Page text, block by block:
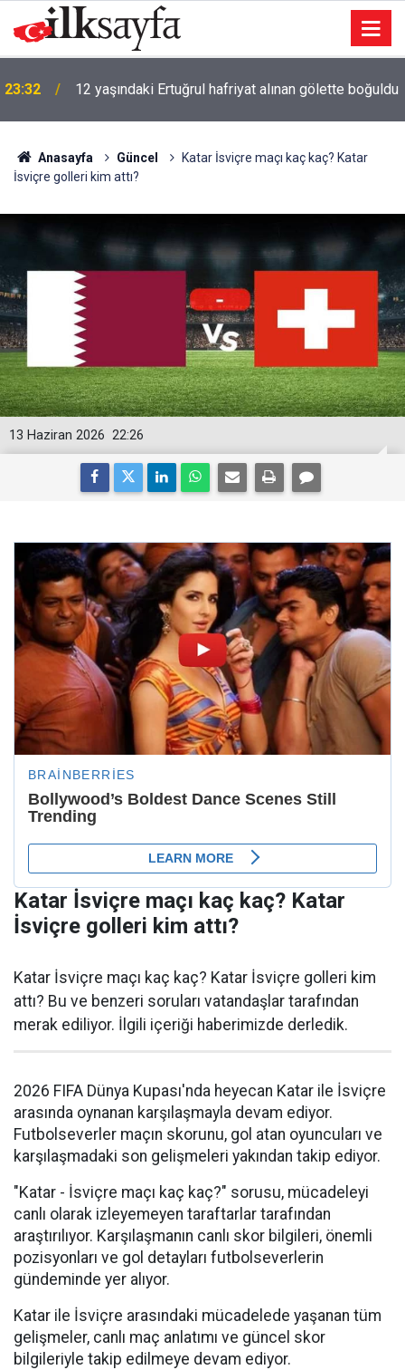
23:32 12 yaşındaki Ertuğrul hafriyat alınan gölette boğuldu
Anasayfa Güncel
Katar İsviçre maçı kaç kaç? Katar
İsviçre golleri kim attı?
22:26
13 Haziran 2026
Katar İsviçre maçı kaç kaç? Katar
İsviçre golleri kim attı?
Katar İsviçre maçı kaç kaç? Katar İsviçre golleri kim
attı? Bu ve benzeri soruları vatandaşlar tarafından
merak ediliyor. İlgili içeriği haberimizde derledik.
2026 FIFA Dünya Kupası'nda heyecan Katar ile İsviçre
arasında oynanan karşılaşmayla devam ediyor.
Futbolseverler maçın skorunu, gol atan oyuncuları ve
karşılaşmadaki son gelişmeleri yakından takip ediyor.
"Katar - İsviçre maçı kaç kaç?" sorusu, mücadeleyi
canlı olarak izleyemeyen taraftarlar tarafından
araştırılıyor. Karşılaşmanın canlı skor bilgileri, önemli
pozisyonları ve gol detayları futbolseverlerin
gündeminde yer alıyor.
Katar ile İsviçre arasındaki mücadelede yaşanan tüm
gelişmeler, canlı maç anlatımı ve güncel skor
bilgileriyle takip edilmeye devam ediyor.